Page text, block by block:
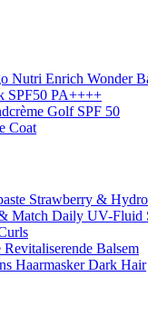
Nutri Enrich Wonder
SPF50 PA++++
Golf SPF 50
Coat
Strawberry &
Match Daily UV-Fluid
Balsem
Haarmasker Dark Hair